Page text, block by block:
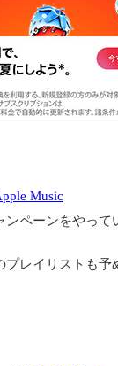
Music
ンペーンをやって
プレイリストも予